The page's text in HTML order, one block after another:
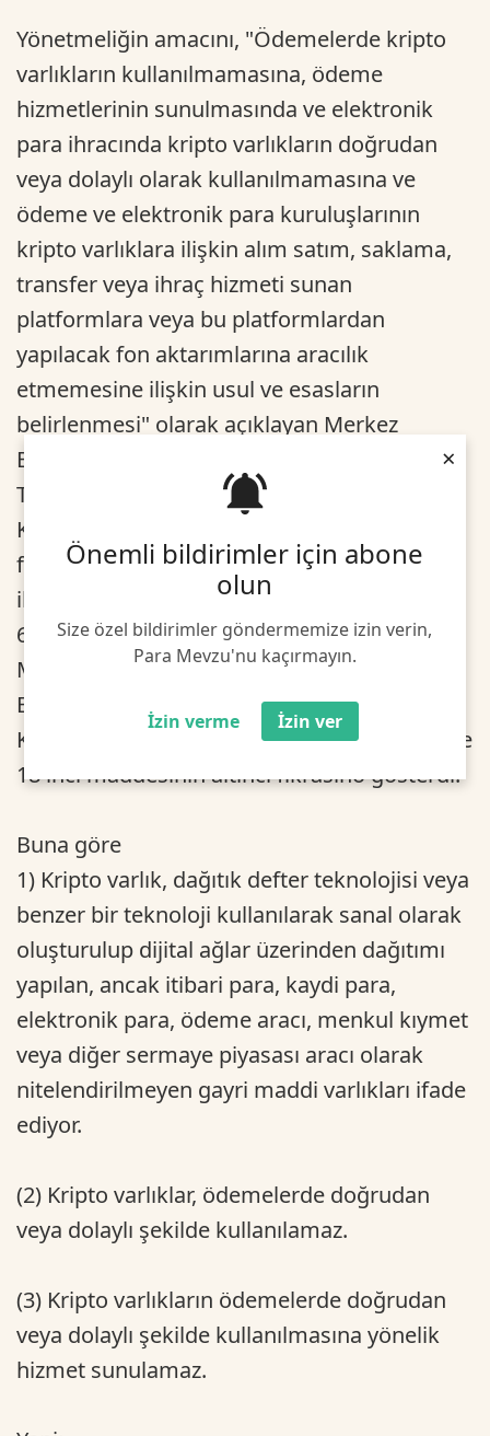
Önemli bildirimler için abone
olun
Size özel bildirimler göndermemize izin verin,
Para Mevzu'nu kaçırmayın.
İzin verme İzin ver
×
Yönetmeliğin amacını, "Ödemelerde kripto
varlıkların kullanılmamasına, ödeme
hizmetlerinin sunulmasında ve elektronik
para ihracında kripto varlıkların doğrudan
veya dolaylı olarak kullanılmamasına ve
ödeme ve elektronik para kuruluşlarının
kripto varlıklara ilişkin alım satım, saklama,
transfer veya ihraç hizmeti sunan
platformlara veya bu platformlardan
yapılacak fon aktarımlarına aracılık
etmemesine ilişkin usul ve esasların
belirlenmesi" olarak açıklayan Merkez
Bankası dayanak olarak ise 1211 sayılı
Türkiye Cumhuriyet Merkez Bankası
Kanununun 4 üncü maddesinin üçüncü
fıkrasının (I) numaralı bendinin (f) alt bendi
ile dördüncü fıkrası ve 20/6/2013 tarihli ve
6493 sayılı Ödeme ve Menkul Kıymet
Mutabakat Sistemleri, Ödeme Hizmetleri ve
Elektronik Para Kuruluşları Hakkında
Kanunun 12 nci maddesinin üçüncü fıkrası ile
18 inci maddesinin altıncı fıkrasıno gösterdi.
Buna göre
1) Kripto varlık, dağıtık defter teknolojisi veya
benzer bir teknoloji kullanılarak sanal olarak
oluşturulup dijital ağlar üzerinden dağıtımı
yapılan, ancak itibari para, kaydi para,
elektronik para, ödeme aracı, menkul kıymet
veya diğer sermaye piyasası aracı olarak
nitelendirilmeyen gayri maddi varlıkları ifade
ediyor.
(2) Kripto varlıklar, ödemelerde doğrudan
veya dolaylı şekilde kullanılamaz.
(3) Kripto varlıkların ödemelerde doğrudan
veya dolaylı şekilde kullanılmasına yönelik
hizmet sunulamaz.